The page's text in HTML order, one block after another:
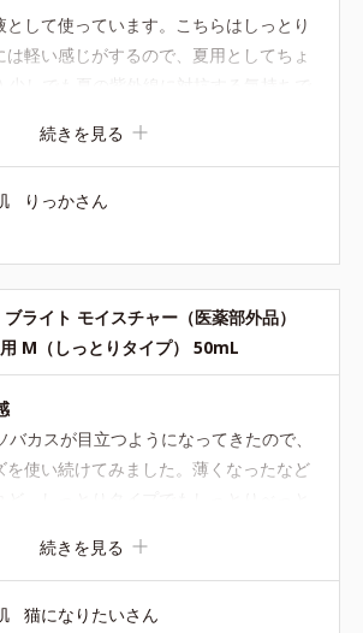
*3＝うるおいを閉じ込め、紫外線による乾燥や
などから保護する成分
酸 ２－グルコシド *2 Ｌ－アスコルビン酸
ダルコ樹皮エキス、油溶性甘草エキス（２）
リペプチド、２－メタクリロイルオキシエチ
メタクリル酸ブチル共重合体液
として使っています。こちらはしっとり
は軽い感じがするので、夏用としてちょ
続きを見る
りっかさん
ライト モイスチャー（医薬部外品）
M（しっとりタイプ） 50mL
カスが目立つようになってきたので、
を使い続けてみました。薄くなったなど
ど、しっとりタイプでもしっとりべっと
感があります。このシリーズでボディ用
いかな。
続きを見る
猫になりたいさん